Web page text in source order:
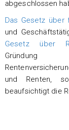
abgeschlossen
Das Gesetz über
und
Gesetz über
Gründung
und Renten,
beaufsichtigt die